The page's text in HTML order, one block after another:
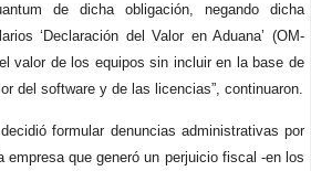
de dicha obligación, negando dicha
‘Declaración del Valor en Aduana’ (OM-
valor de los equipos sin incluir en la base de
del software y de las licencias”, continuaron.
formular denuncias administrativas por
empresa que generó un perjuicio fiscal -en los